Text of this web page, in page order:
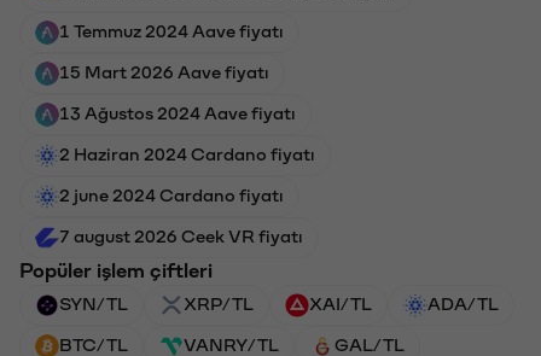
1 Temmuz 2024 Aave fiyatı
15 Mart 2026 Aave fiyatı
13 Ağustos 2024 Aave fiyatı
2 Haziran 2024 Cardano fiyatı
2 june 2024 Cardano fiyatı
7 august 2026 Ceek VR fiyatı
Popüler işlem çiftleri
SYN/TL XRP/TL XAI/TL ADA/TL
BTC/TL VANRY/TL GAL/TL